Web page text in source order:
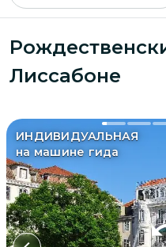
Лиссабоне
ИНДИВИДУАЛЬНАЯ
на машине гида